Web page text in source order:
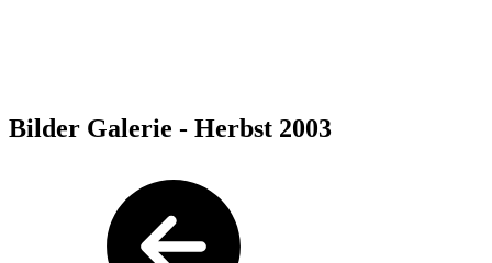
Bilder Galerie - Herbst 2003